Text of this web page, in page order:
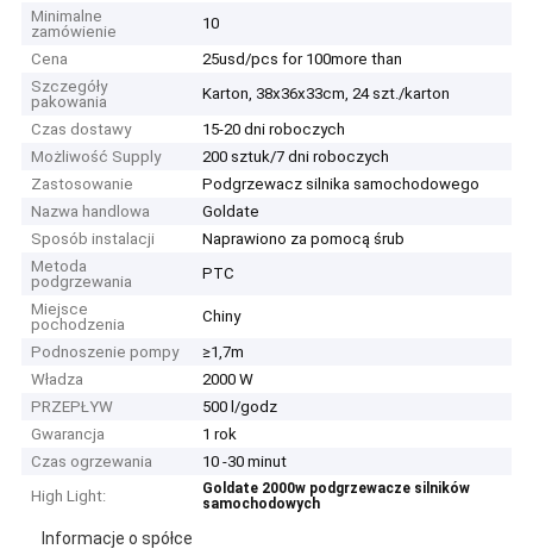
Minimalne
zamówienie
10
Cena
25usd/pcs for 100more than
Szczegóły
pakowania
Karton, 38x36x33cm, 24 szt./karton
Czas dostawy
15-20 dni roboczych
Możliwość Supply
200 sztuk/7 dni roboczych
Zastosowanie
Podgrzewacz silnika samochodowego
Nazwa handlowa
Goldate
Sposób instalacji
Naprawiono za pomocą śrub
Metoda
podgrzewania
PTC
Miejsce
pochodzenia
Chiny
Podnoszenie pompy
≥1,7m
Władza
2000 W
PRZEPŁYW
500 l/godz
Gwarancja
1 rok
Czas ogrzewania
10 -30 minut
High Light:
Goldate 2000w podgrzewacze silników
samochodowych
Informacje o spółce